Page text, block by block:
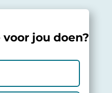
jou doen?